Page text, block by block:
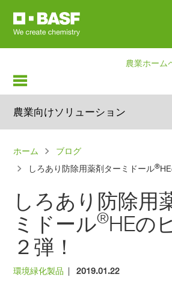
農業ホーム
農業向けソリューション
パ
ン
ず
ホーム
ブログ
しろあり防除用薬剤ターミドール®
しろあり防除用
ミドール®HEの
２弾！
環境緑化製品 | 2019.01.22